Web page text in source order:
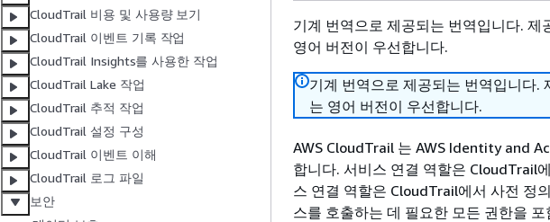
CloudTrail 비용 및 사용량 보기
CloudTrail 이벤트 기록 작업
CloudTrail Insights를 사용한 작업
CloudTrail Lake 작업
CloudTrail 추적 작업
CloudTrail 설정 구성
CloudTrail 이벤트 이해
CloudTrail 로그 파일
보안
기계 번역으로 제공되는 번역입니다.
영어 버전이 우선합니다.
기계 번역으로 제공되는 번역입니다.
는 영어 버전이 우선합니다.
AWS CloudTrail 는 AWS Identity and
합니다. 서비스 연결 역할은 CloudTrail
스 연결 역할은 CloudTrail에서 사전 정
스를 호출하는 데 필요한 모든 권한을 포